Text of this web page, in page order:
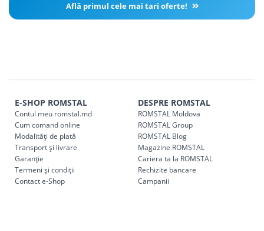
Află primul cele mai tari oferte!
E-SHOP ROMSTAL
Contul meu romstal.md
Cum comand online
Modalități de plată
Transport și livrare
Garanție
Termeni și condiții
Contact e-Shop
DESPRE ROMSTAL
ROMSTAL Moldova
ROMSTAL Group
ROMSTAL Blog
Magazine ROMSTAL
Cariera ta la ROMSTAL
Rechizite bancare
Campanii